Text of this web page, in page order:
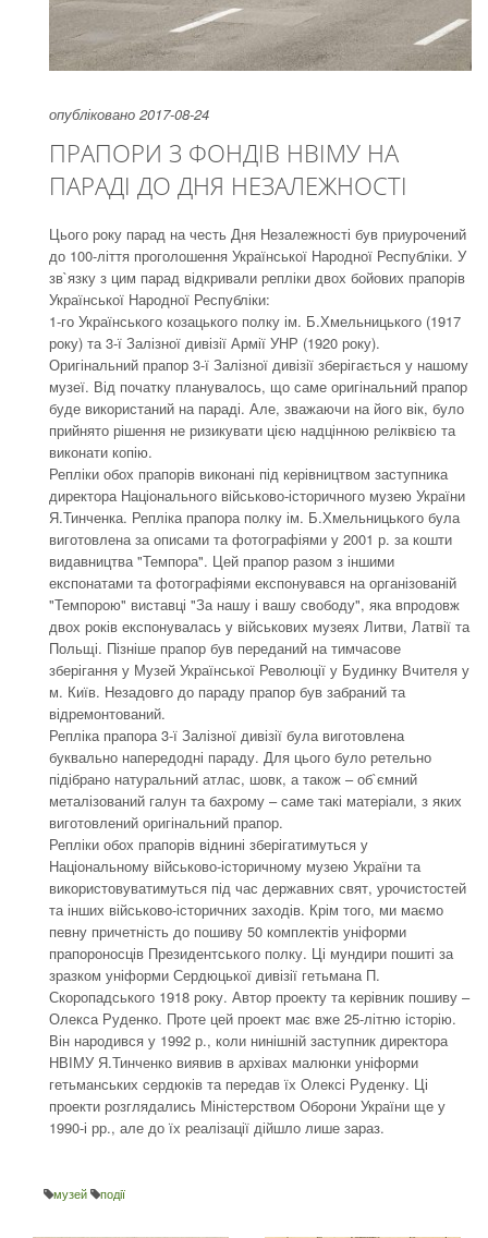
опубліковано 2017-08-24
ПРАПОРИ З ФОНДІВ НВІМУ НА
ПАРАДІ ДО ДНЯ НЕЗАЛЕЖНОСТІ
Цього року парад на честь Дня Незалежності був приурочений
до 100-ліття проголошення Української Народної Республіки. У
зв`язку з цим парад відкривали репліки двох бойових прапорів
Української Народної Республіки:
1-го Українського козацького полку ім. Б.Хмельницького (1917
року) та 3-ї Залізної дивізії Армії УНР (1920 року).
Оригінальний прапор 3-ї Залізної дивізії зберігається у нашому
музеї. Від початку планувалось, що саме оригінальний прапор
буде використаний на параді. Але, зважаючи на його вік, було
прийнято рішення не ризикувати цією надцінною реліквією та
виконати копію.
Репліки обох прапорів виконані під керівництвом заступника
директора Національного військово-історичного музею України
Я.Тинченка. Репліка прапора полку ім. Б.Хмельницького була
виготовлена за описами та фотографіями у 2001 р. за кошти
видавництва "Темпора". Цей прапор разом з іншими
експонатами та фотографіями експонувався на організованій
"Темпорою" виставці "За нашу і вашу свободу", яка впродовж
двох років експонувалась у військових музеях Литви, Латвії та
Польщі. Пізніше прапор був переданий на тимчасове
зберігання у Музей Української Революції у Будинку Вчителя у
м. Київ. Незадовго до параду прапор був забраний та
відремонтований.
Репліка прапора 3-ї Залізної дивізії була виготовлена
буквально напередодні параду. Для цього було ретельно
підібрано натуральний атлас, шовк, а також – об`ємний
металізований галун та бахрому – саме такі матеріали, з яких
виготовлений оригінальний прапор.
Репліки обох прапорів віднині зберігатимуться у
Національному військово-історичному музею України та
використовуватимуться під час державних свят, урочистостей
та інших військово-історичних заходів. Крім того, ми маємо
певну причетність до пошиву 50 комплектів уніформи
прапороносців Президентського полку. Ці мундири пошиті за
зразком уніформи Сердюцької дивізії гетьмана П.
Скоропадського 1918 року. Автор проекту та керівник пошиву –
Олекса Руденко. Проте цей проект має вже 25-літню історію.
Він народився у 1992 р., коли нинішній заступник директора
НВІМУ Я.Тинченко виявив в архівах малюнки уніформи
гетьманських сердюків та передав їх Олексі Руденку. Ці
проекти розглядались Міністерством Оборони України ще у
1990-і рр., але до їх реалізації дійшло лише зараз.
музей події